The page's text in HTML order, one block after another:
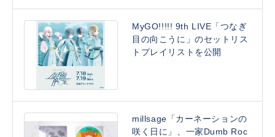
MyGO!!!!! 9th LIVE「つなぎ
目の向こうに」のセットリス
トプレイリストを公開
millsage「カーネーションの
咲く日に」、一家Dumb Roc